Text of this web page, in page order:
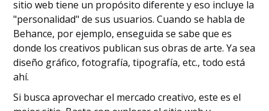
sitio web tiene un propósito diferente y eso incluye la
"personalidad" de sus usuarios. Cuando se habla de
Behance, por ejemplo, enseguida se sabe que es
donde los creativos publican sus obras de arte. Ya sea
diseño gráfico, fotografía, tipografía, etc., todo está
ahí.
Si busca aprovechar el mercado creativo, este es el